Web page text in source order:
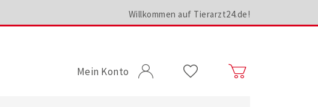
Willkommen auf Tierarzt24.de!
Mein Konto